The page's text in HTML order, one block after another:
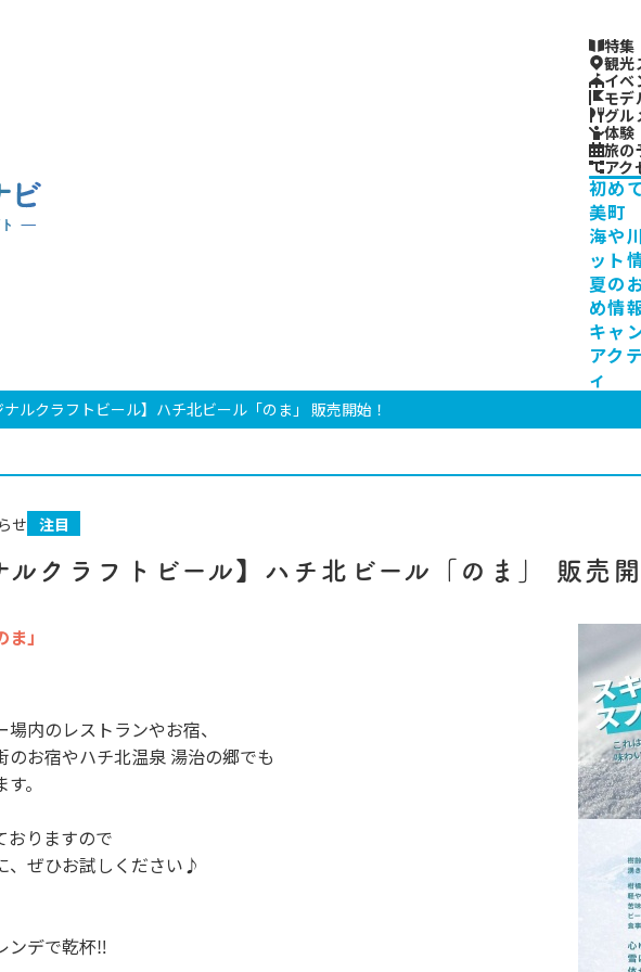
香
美
町
観
光
美
町
公
式
観
光
サ
イ
ト
-
特集
観光
イベ
モデ
グル
体験
旅の
アク
初め
美町
海や
ット
夏の
め情
キャ
アク
ィ
ナルクラフトビール】ハチ北ビール「のま」 販売開始！
ルクラフトビール】ハチ北ビール「のま」 販売
せ 注目
」
内のレストランやお宿、
のお宿やハチ北温泉 湯治の郷でも
。
おりますので
、ぜひお試しください♪
ンデで乾杯‼️